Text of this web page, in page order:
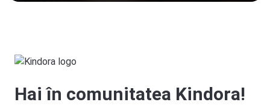
Hai în comunitatea Kindora!